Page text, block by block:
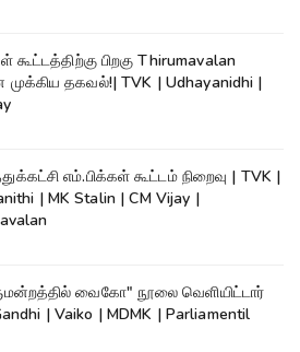
கூட்டத்திற்கு பிறகு Thirumavalan
தகவல்!| TVK | Udhayanidhi |
எம்.பிக்கள் கூட்டம் நிறைவு | TVK |
| MK Stalin | CM Vijay |
வைகோ" நூலை வெளியிட்டார்
| Vaiko | MDMK | Parliamentil